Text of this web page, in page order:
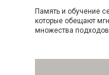
Память и обучение
которые обещают
множества подходов